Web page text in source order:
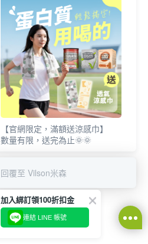
【官網限定，滿額送涼感巾】
數量有限，送完為止🌞🌞
回覆至 Vilson米森
加入綁訂領100折扣金
連結 LINE 帳號